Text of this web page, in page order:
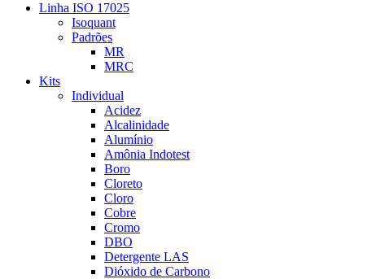
Linha ISO 17025
Isoquant
Padrões
MR
MRC
Kits
Individual
Acidez
Alcalinidade
Alumínio
Amônia Indotest
Boro
Cloreto
Cloro
Cobre
Cromo
DBO
Detergente LAS
Dióxido de Carbono